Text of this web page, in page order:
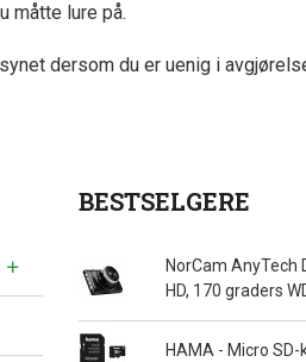
måtte lure på.
dersom du er uenig i
BESTSELGERE
NorCam AnyTech
HD, 170 graders
HAMA - Micro SD-